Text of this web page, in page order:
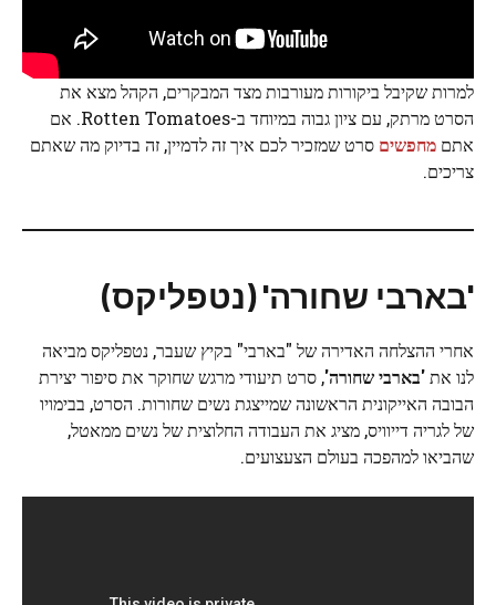
למרות שקיבל ביקורות מעורבות מצד המבקרים, הקהל מצא את
הסרט מרתק, עם ציון גבוה במיוחד ב-Rotten Tomatoes. אם
אתם מחפשים סרט שמזכיר לכם איך זה לדמיין, זה בדיוק מה שאתם
צריכים.
'בארבי שחורה' (נטפליקס)
אחרי ההצלחה האדירה של "בארבי" בקיץ שעבר, נטפליקס מביאה
לנו את'בארבי שחורה', סרט תיעודי מרגש שחוקר את סיפור יצירת
הבובה האייקונית הראשונה שמייצגת נשים שחורות. הסרט, בבימויו
של לגריה דייוויס, מציג את העבודה החלוצית של נשים ממאטל,
שהביאו למהפכה בעולם הצעצועים.